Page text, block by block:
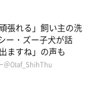
張れる」飼い主の洗
ー・ズー子犬が話
ますね」の声も
＠Olaf_ShihThu